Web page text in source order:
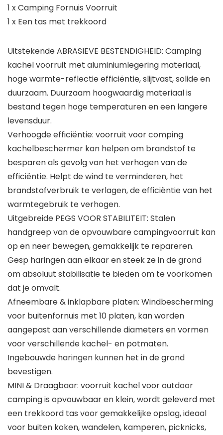
1 x Camping Fornuis Voorruit
1 x Een tas met trekkoord
Uitstekende ABRASIEVE BESTENDIGHEID: Camping
kachel voorruit met aluminiumlegering materiaal,
hoge warmte-reflectie efficiëntie, slijtvast, solide en
duurzaam. Duurzaam hoogwaardig materiaal is
bestand tegen hoge temperaturen en een langere
levensduur.
Verhoogde efficiëntie: voorruit voor comping
kachelbeschermer kan helpen om brandstof te
besparen als gevolg van het verhogen van de
efficiëntie. Helpt de wind te verminderen, het
brandstofverbruik te verlagen, de efficiëntie van het
warmtegebruik te verhogen.
Uitgebreide PEGS VOOR STABILITEIT: Stalen
handgreep van de opvouwbare campingvoorruit kan
op en neer bewegen, gemakkelijk te repareren.
Gesp haringen aan elkaar en steek ze in de grond
om absoluut stabilisatie te bieden om te voorkomen
dat je omvalt.
Afneembare & inklapbare platen: Windbescherming
voor buitenfornuis met 10 platen, kan worden
aangepast aan verschillende diameters en vormen
voor verschillende kachel- en potmaten.
Ingebouwde haringen kunnen het in de grond
bevestigen.
MINI & Draagbaar: voorruit kachel voor outdoor
camping is opvouwbaar en klein, wordt geleverd met
een trekkoord tas voor gemakkelijke opslag, ideaal
voor buiten koken, wandelen, kamperen, picknicks,